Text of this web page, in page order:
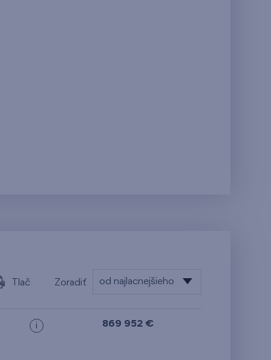
Tlač Zoradiť od najlacnejšieho
i 869 952 €